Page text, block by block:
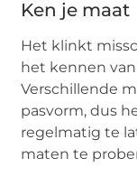
Ken je maat
Het klinkt
het kennen
Verschillende
pasvorm, dus
regelmatig te
maten te